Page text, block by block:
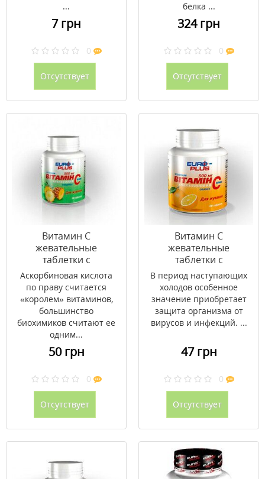
...
7 грн
0
Отсутствует
белка ...
324 грн
0
Отсутствует
Витамин С
жевательные
таблетки с
ананасовым вкусом
500 мг N50
Аскорбиновая кислота
по праву считается
«королем» витаминов,
большинство
биохимиков считают ее
одним...
50 грн
0
Отсутствует
Витамин С
жевательные
таблетки с
апельсиновым вкусом
500 мг №50
В период наступающих
холодов особенное
значение приобретает
защита организма от
вирусов и инфекций. ...
47 грн
0
Отсутствует